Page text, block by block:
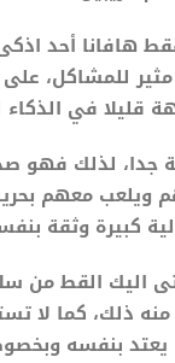
هافانا أحد
للمشاكل،
قليلا في الذكاء
جدا، لذلك فهو
ويلعب معهم
كبيرة وثقة
اليك القط من
ذلك، كما لا
بنفسه